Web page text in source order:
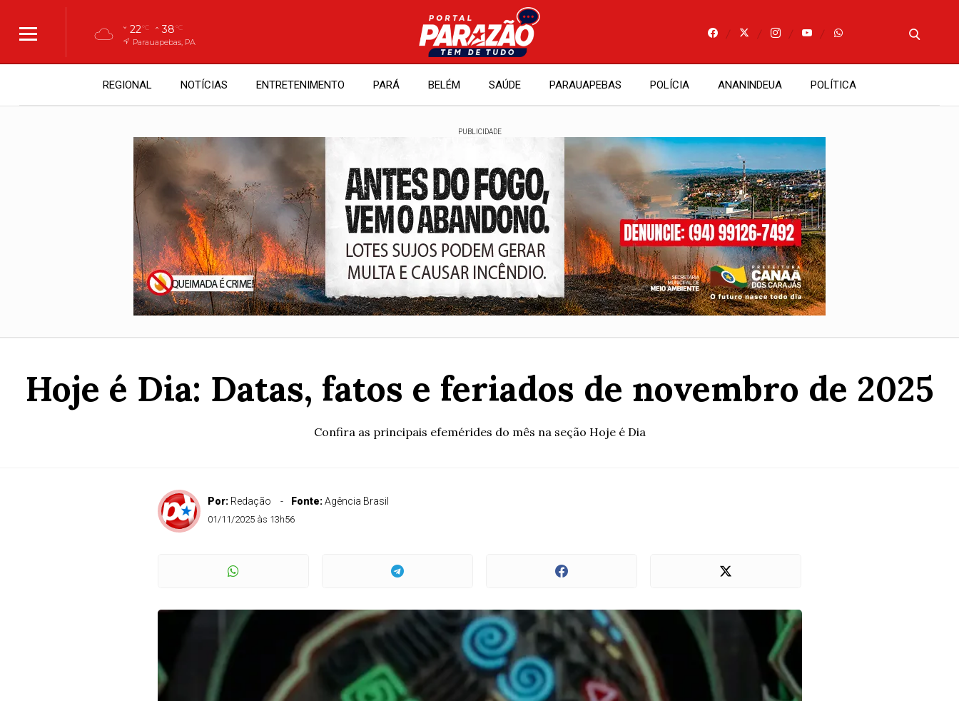
22°C 38°C
Parauapebas, PA
REGIONAL NOTÍCIAS ENTRETENIMENTO PARÁ BELÉM SAÚDE PARAUAPEBAS POLÍCIA ANANINDEUA POLÍTICA
PUBLICIDADE
Hoje é Dia: Datas, fatos e feriados de novembro de 2025
Confira as principais efemérides do mês na seção Hoje é Dia
Por: Redação Fonte:Agência Brasil
01/11/2025 às 13h56